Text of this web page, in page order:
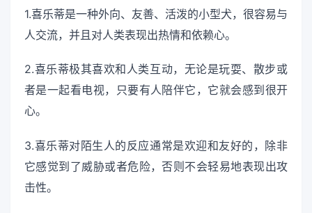
1.喜乐蒂是一种外向、友善、活泼的小型犬，很容易与
人交流，并且对人类表现出热情和依赖心。
2.喜乐蒂极其喜欢和人类互动，无论是玩耍、散步或
者是一起看电视，只要有人陪伴它，它就会感到很开
心。
3.喜乐蒂对陌生人的反应通常是欢迎和友好的，除非
它感觉到了威胁或者危险，否则不会轻易地表现出攻
击性。